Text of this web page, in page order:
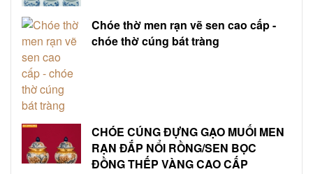
Chóe thờ men rạn vẽ sen cao cấp -
chóe thờ cúng bát tràng
CHÓE CÚNG ĐỰNG GẠO MUỐI MEN
RẠN ĐẮP NỔI RỒNG/SEN BỌC
ĐỒNG THẾP VÀNG CAO CẤP